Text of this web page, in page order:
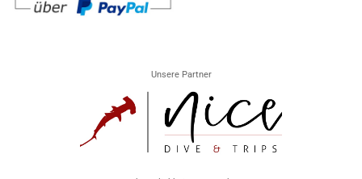
Unsere Partner